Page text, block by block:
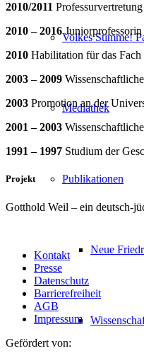
Volkes Stimme!
Mediathek
Publikationen
Neue
2010/2011
2010 – 2016Juniorprofessorin
2010 Habilitation für das
2003 – 2009
2003 Promotion an der
2001 – 2003
1991 – 1997 Studium der
Projekt
Gotthold Weil – ein deutsch-
Kontakt
Presse
Datenschutz
Barrierefreiheit
AGB
Impressum
Gefördert von: